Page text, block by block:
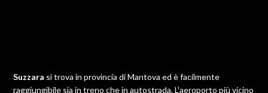
Suzzara si trova in provincia di Mantova ed è facilmente
raggiungibile sia in treno che in autostrada. L'aeroporto più vicino